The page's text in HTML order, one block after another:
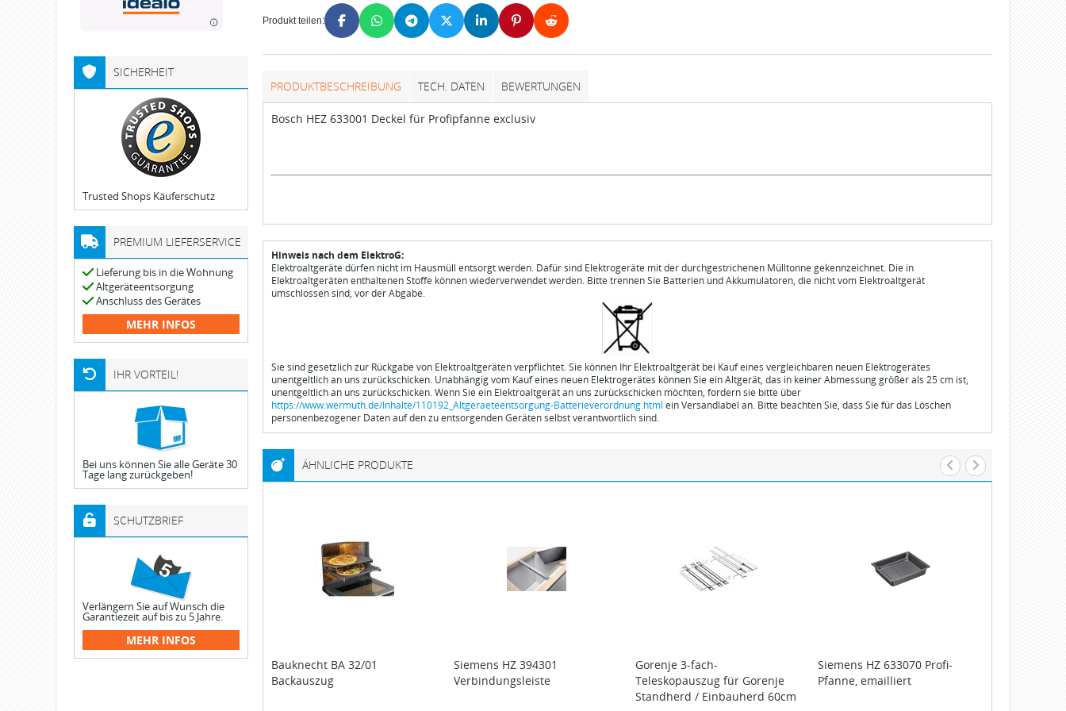
Produkt teilen:
PRODUKTBESCHREIBUNG TECH. DATEN BEWERTUNGEN
Bosch HEZ 633001 Deckel für Profipfanne exclusiv
Hinweis nach dem ElektroG:
Elektroaltgeräte dürfen nicht im Hausmüll entsorgt werden. Dafür sind Elektrogeräte mit der durchgestrichenen Mülltonne gekennzeichnet. Die in
Elektroaltgeräten enthaltenen Stoffe können wiederverwendet werden. Bitte trennen Sie Batterien und Akkumulatoren, die nicht vom Elektroaltgerät
umschlossen sind, vor der Abgabe.
Sie sind gesetzlich zur Rückgabe von Elektroaltgeräten verpflichtet. Sie können Ihr Elektroaltgerät bei Kauf eines vergleichbaren neuen Elektrogerätes
unentgeltlich an uns zurückschicken. Unabhängig vom Kauf eines neuen Elektrogerätes können Sie ein Altgerät, das in keiner Abmessung größer als 25 cm ist,
unentgeltlich an uns zurückschicken. Wenn Sie ein Elektroaltgerät an uns zurückschicken möchten, fordern sie bitte über
https://www.wermuth.de/Inhalte/110192_Altgeraeteentsorgung-Batterieverordnung.html ein Versandlabel an. Bitte beachten Sie, dass Sie für das Löschen
personenbezogener Daten auf den zu entsorgenden Geräten selbst verantwortlich sind.
ÄHNLICHE PRODUKTE
Bauknecht BA 32/01
Backauszug
Siemens HZ 394301
Verbindungsleiste
Gorenje 3-fach-
Teleskopauszug für Gorenje
Standherd / Einbauherd 60cm
Siemens HZ 633070 Profi-
Pfanne, emailliert
SICHERHEIT
Trusted Shops Käuferschutz
PREMIUM LIEFERSERVICE
Lieferung bis in die Wohnung
Altgeräteentsorgung
Anschluss des Gerätes
MEHR INFOS
IHR VORTEIL!
Bei uns können Sie alle Geräte 30
Tage lang zurückgeben!
SCHUTZBRIEF
Verlängern Sie auf Wunsch die
Garantiezeit auf bis zu 5 Jahre.
MEHR INFOS